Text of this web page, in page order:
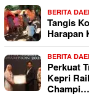
BERITA
Tangis
Harapan
BERITA
Perkuat
Kepri
Champi…